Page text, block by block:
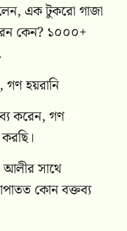
বলেন, এক টুকরো গাজা
কেন? ১০০০+
গণ হয়রানি
করেন, গণ
সাথে
কোন বক্তব্য